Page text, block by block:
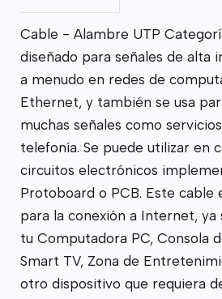
Cable - Alambre UTP
diseñado para señales de alta
a menudo en redes de
Ethernet, y también se usa
muchas señales como
telefonía. Se puede utilizar en
circuitos electrónicos
Protoboard o PCB. Este cable
para la conexión a Internet, ya
tu Computadora PC, Consola
Smart TV, Zona de
otro dispositivo que requiera